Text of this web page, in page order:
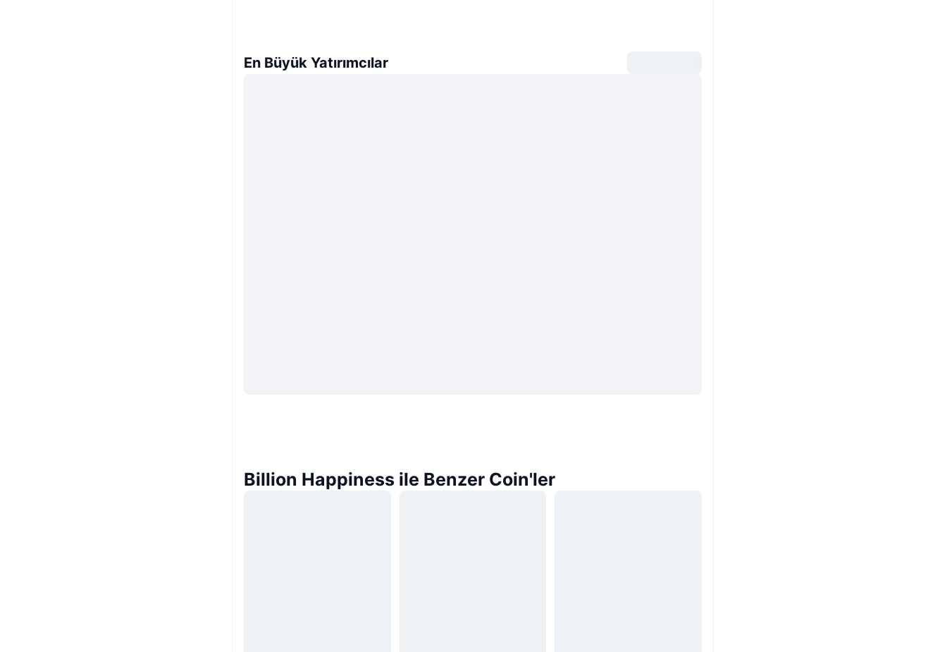
En Büyük Yatırımcılar
Billion Happiness ile Benzer Coin'ler